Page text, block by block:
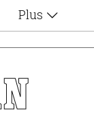
Plus
Αφιερώματα